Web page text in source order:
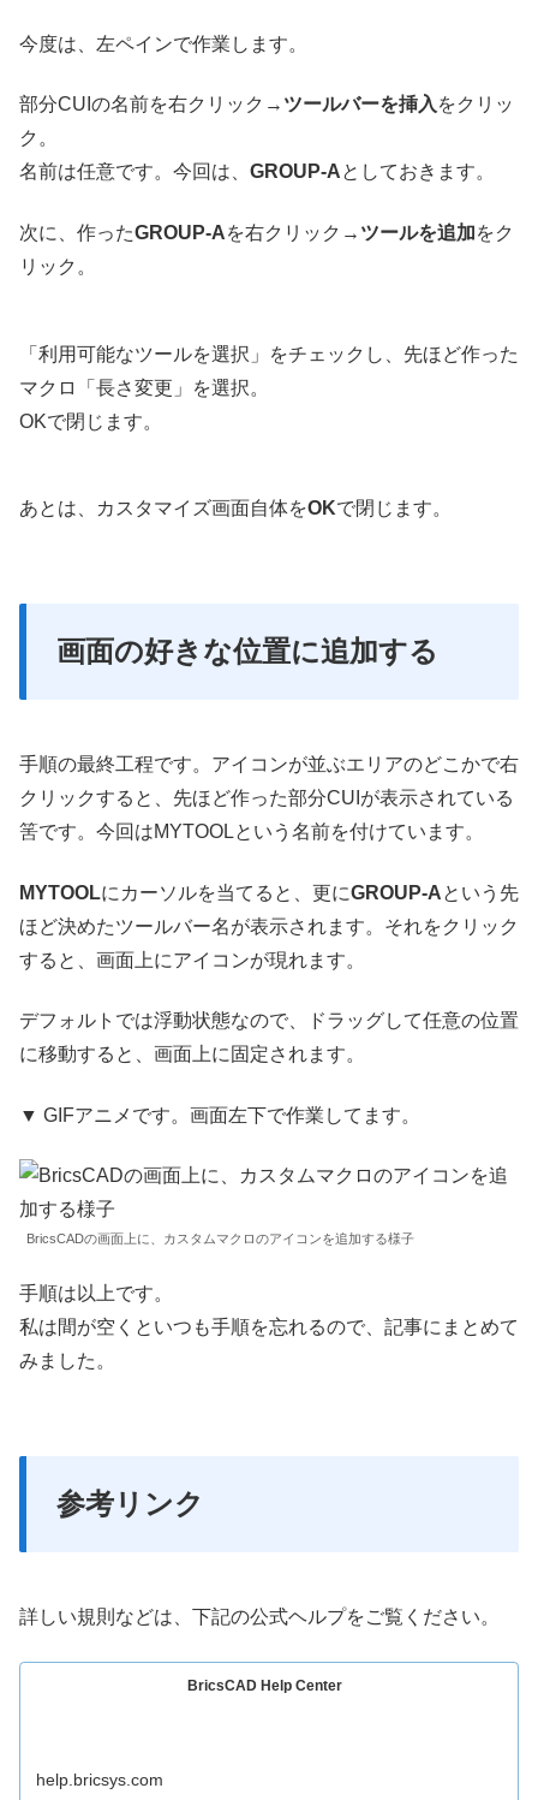
今度は、左ペインで作業します。
部分CUIの名前を右クリック→ ツールバーを挿入 をクリッ
ク。
名前は任意です。今回は、 GROUP-Aとしておきます。
次に、作ったGROUP-Aを右クリック→ ツールを追加をク
リック。
「利用可能なツールを選択」をチェックし、先ほど作った
マクロ「長さ変更」を選択。
OKで閉じます。
あとは、カスタマイズ画面自体をOKで閉じます。
画面の好きな位置に追加する
手順の最終工程です。アイコンが並ぶエリアのどこかで右
クリックすると、先ほど作った部分CUIが表示されている
筈です。今回はMYTOOLという名前を付けています。
MYTOOLにカーソルを当てると、更にGROUP-Aという先
ほど決めたツールバー名が表示されます。それをクリック
すると、画面上にアイコンが現れます。
デフォルトでは浮動状態なので、ドラッグして任意の位置
に移動すると、画面上に固定されます。
▼ GIFアニメです。画面左下で作業してます。
BricsCADの画面上に、カスタムマクロのアイコンを追加する様子
手順は以上です。
私は間が空くといつも手順を忘れるので、記事にまとめて
みました。
参考リンク
詳しい規則などは、下記の公式ヘルプをご覧ください。
BricsCAD Help Center
help.bricsys.com